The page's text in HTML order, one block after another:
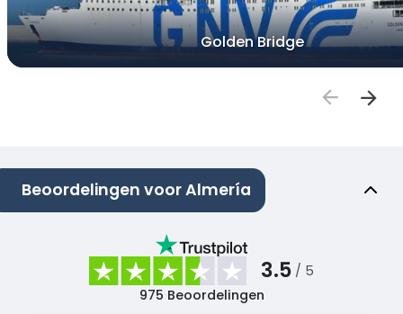
Golden Bridge
Beoordelingen voor Almería
3.5 / 5
975 Beoordelingen